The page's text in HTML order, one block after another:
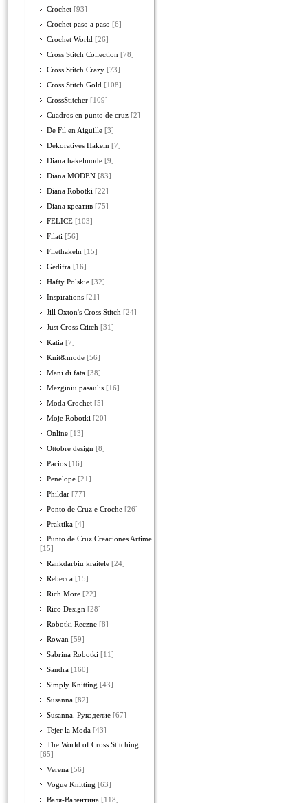
Crochet [93]
Crochet paso a paso [6]
Crochet World [26]
Cross Stitch Collection [78]
Cross Stitch Crazy [73]
Cross Stitch Gold [108]
CrossStitcher [109]
Cuadros en punto de cruz [2]
De Fil en Aiguille [3]
Dekoratives Hakeln [7]
Diana hakelmode [9]
Diana MODEN [83]
Diana Robotki [22]
Diana креатив [75]
FELICE [103]
Filati [56]
Filethakeln [15]
Gedifra [16]
Hafty Polskie [32]
Inspirations [21]
Jill Oxton's Cross Stitch [24]
Just Cross Ctitch [31]
Katia [7]
Knit&mode [56]
Mani di fata [38]
Mezginiu pasaulis [16]
Moda Crochet [5]
Moje Robotki [20]
Online [13]
Ottobre design [8]
Pacios [16]
Penelope [21]
Phildar [77]
Ponto de Cruz e Croche [26]
Praktika [4]
Punto de Cruz Creaciones Artime
[15]
Rankdarbiu kraitele [24]
Rebecca [15]
Rich More [22]
Rico Design [28]
Robotki Reczne [8]
Rowan [59]
Sabrina Robotki [11]
Sandra [160]
Simply Knitting [43]
Susanna [82]
Susanna. Рукоделие [67]
Tejer la Moda [43]
The World of Cross Stitching
[65]
Verena [56]
Vogue Knitting [63]
Валя-Валентина [118]